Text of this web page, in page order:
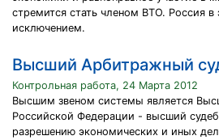
стремится стать членом ВТО. Россия
исключением.
Высший Арбитражный
Контрольная работа, 24 Марта 2012
Высшим звеном системы является
Российской Федерации - высший
разрешению экономических и иных